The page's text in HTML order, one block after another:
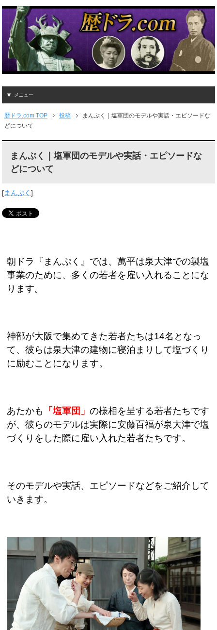
メニュー
歴ドラ.com TOP 投稿
まんぷく｜塩軍団のモデルや実話・エピソードな
どについて
まんぷく｜塩軍団のモデルや実話・エピソードな
どについて
[まんぷく]
朝ドラ『まんぷく』では、萬平は泉大津での製塩
事業のために、多くの若者を雇い入れることにな
ります。
神部が大阪で集めてきた若者たちは14名となっ
て、彼らは泉大津の建物に寝泊まりして塩づくり
に励むことになります。
あたかも 「塩軍団」の様相を呈する若者たちです
が、彼らのモデルは実際に安藤百福が泉大津で塩
づくりをした際に雇い入れた若者たちです。
そのモデルや実話、エピソードなどをご紹介して
いきます。